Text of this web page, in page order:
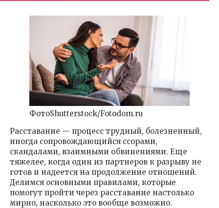
ФотоShutterstock/Fotodom.ru
Расставание — процесс трудный, болезненный,
иногда сопровождающийся ссорами,
скандалами, взаимными обвинениями. Еще
тяжелее, когда один из партнеров к разрыву не
готов и надеется на продолжение отношений.
Делимся основными правилами, которые
помогут пройти через расставание настолько
мирно, насколько это вообще возможно.